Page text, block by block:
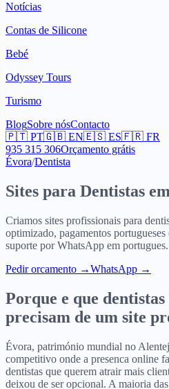
Notícias
Contas de Silicone
Bebé
Odyssey Tours
Turismo
BlogSobre nósContacto
🇵🇹 PT🇬🇧 EN🇪🇸 ES🇫🇷 FR
935 315 306Orçamento grátis
Évora/Dentista
Sites para Dentistas em
Criamos sites profissionais para
optimizado, pagamentos
suporte por WhatsApp em portugues.
Pedir orcamento →WhatsApp →
Porque e que dentistas
precisam de um site
Évora, património mundial no
competitivo onde a presenca online
dentistas que querem atrair mais
deixou de ser opcional. A maioria